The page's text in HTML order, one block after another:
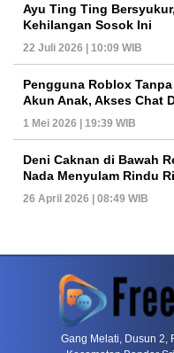
Ayu Ting Ting
Kehilangan Sosok Ini
22 Juli 2026 | 10:09 WIB
Pengguna Roblox
Akun Anak, Akses Chat
1 Mei 2026 | 19:39 WIB
Deni Caknan di Bawah
Nada Menyulam Rindu
26 April 2026 | 08:49 WIB
PETIR800 LOGIN PETIR800
Gang Melati, Dusun 2,